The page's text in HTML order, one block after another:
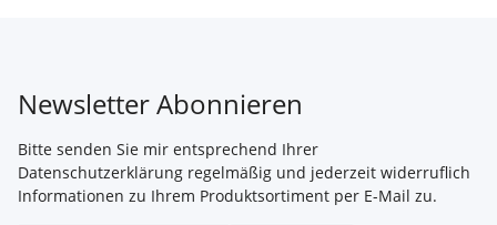
Newsletter Abonnieren
Bitte senden Sie mir entsprechend Ihrer
Datenschutzerklärung regelmäßig und jederzeit widerruflich
Informationen zu Ihrem Produktsortiment per E-Mail zu.